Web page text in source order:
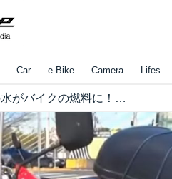
Car e-Bike Camera
川の水がバイクの燃料に！！！？水素燃料エンジンが超エコ！